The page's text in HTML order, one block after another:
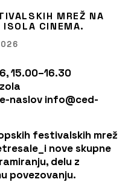
MREŽ NA
CINEMA.
15.00–16.30
naslov info@ced-
festivalskih mrež
nove skupne
delu z
povezovanju.